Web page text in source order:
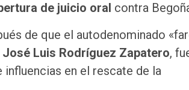
de juicio oral contra
de que el autodenominado
José Luis Rodríguez Zapatero,
en el rescate de la